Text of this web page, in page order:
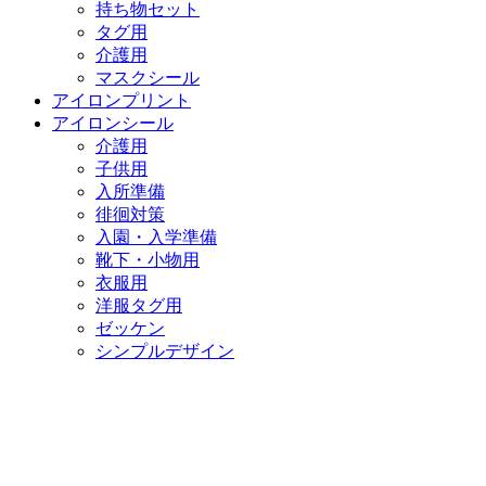
持ち物セット
タグ用
介護用
マスクシール
アイロンプリント
アイロンシール
介護用
子供用
入所準備
徘徊対策
入園・入学準備
靴下・小物用
衣服用
洋服タグ用
ゼッケン
シンプルデザイン